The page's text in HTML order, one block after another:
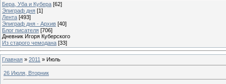
Бера, Уба и Кубера [62]
Эпиграф дня [1]
Лента [493]
Эпиграф дня - Архив [40]
Блог писателя [706]
Дневник Игоря Куберского
Из старого чемодана [33]
Главная » 2011 » Июль
26 Июля, Вторник